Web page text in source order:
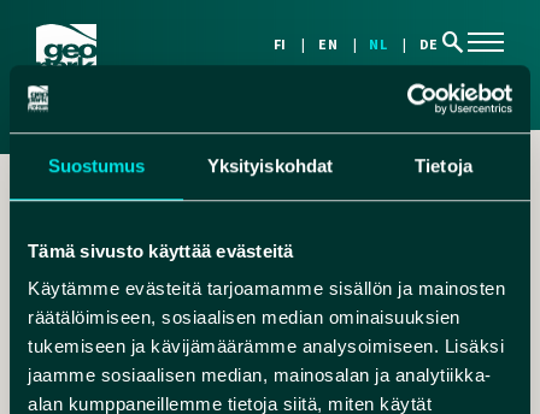
Suostumus Yksityiskohdat Tietoja
Tämä sivusto käyttää evästeitä
Käytämme evästeitä tarjoamamme sisällön ja mainosten
räätälöimiseen, sosiaalisen median ominaisuuksien
tukemiseen ja kävijämäärämme analysoimiseen. Lisäksi
jaamme sosiaalisen median, mainosalan ja analytiikka-
alan kumppaneillemme tietoja siitä, miten käytät
FI EN NL DE search
,
MUHOKSENASEMA@GMAIL.COM
+358504055381